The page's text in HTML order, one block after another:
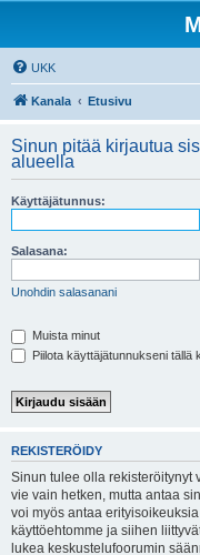
UKK
Kanala Etusivu
Sinun pitää kirjautua
alueella
Käyttäjätunnus:
Salasana:
Unohdin salasanani
Muista minut
Piilota käyttäjätunnukseni tällä
REKISTERÖIDY
Sinun tulee olla rekisteröitynyt
vie vain hetken, mutta antaa
voi myös antaa
käyttöehtomme ja siihen
lukea keskustelufoorumin